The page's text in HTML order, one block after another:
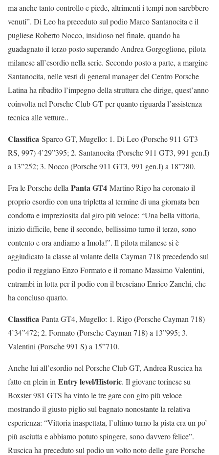
ma anche tanto controllo e piede, altrimenti i tempi non sarebbero
venuti”. Di Leo ha preceduto sul podio Marco Santanocita e il
pugliese Roberto Nocco, insidioso nel finale, quando ha
guadagnato il terzo posto superando Andrea Gorgoglione, pilota
milanese all’esordio nella serie. Secondo posto a parte, a margine
Santanocita, nelle vesti di general manager del Centro Porsche
Latina ha ribadito l’impegno della struttura che dirige, quest’anno
coinvolta nel Porsche Club GT per quanto riguarda l’assistenza
tecnica alle vetture..
Classifica Sparco GT, Mugello: 1. Di Leo (Porsche 911 GT3
RS, 997) 4’29”395; 2. Santanocita (Porsche 911 GT3, 991 gen.I)
a 13”252; 3. Nocco (Porsche 911 GT3, 991 gen.I) a 18”780.
Fra le Porsche della Panta GT4 Martino Rigo ha coronato il
proprio esordio con una tripletta al termine di una giornata ben
condotta e impreziosita dal giro più veloce: “Una bella vittoria,
inizio difficile, bene il secondo, bellissimo turno il terzo, sono
contento e ora andiamo a Imola!”. Il pilota milanese si è
aggiudicato la classe al volante della Cayman 718 precedendo sul
podio il reggiano Enzo Formato e il romano Massimo Valentini,
entrambi in lotta per il podio con il bresciano Enrico Zanchi, che
ha concluso quarto.
Classifica Panta GT4, Mugello: 1. Rigo (Porsche Cayman 718)
4’34”472; 2. Formato (Porsche Cayman 718) a 13”995; 3.
Valentini (Porsche 991 S) a 15”710.
Anche lui all’esordio nel Porsche Club GT, Andrea Ruscica ha
fatto en plein in Entry level/Historic. Il giovane torinese su
Boxster 981 GTS ha vinto le tre gare con giro più veloce
mostrando il giusto piglio sul bagnato nonostante la relativa
esperienza: “Vittoria inaspettata, l’ultimo turno la pista era un po’
più asciutta e abbiamo potuto spingere, sono davvero felice”.
Ruscica ha preceduto sul podio un volto noto delle gare Porsche